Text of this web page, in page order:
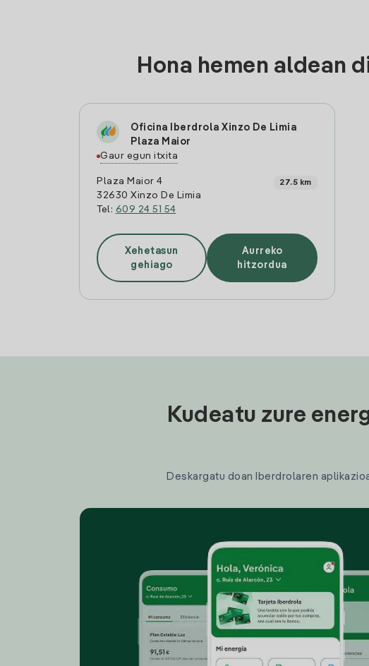
Hona hemen aldean
Oficina Iberdrola Xinzo De Limia
Plaza Maior
Gaur egun itxita
Plaza Maior 4
32630 Xinzo De Limia
Tel: 609 24 51 54
27.5 km
Xehetasun
gehiago
Aurreko
hitzordua
Kudeatu zure
Deskargatu doan Iberdrolaren